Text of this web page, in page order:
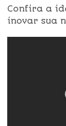
Confira a
inovar sua